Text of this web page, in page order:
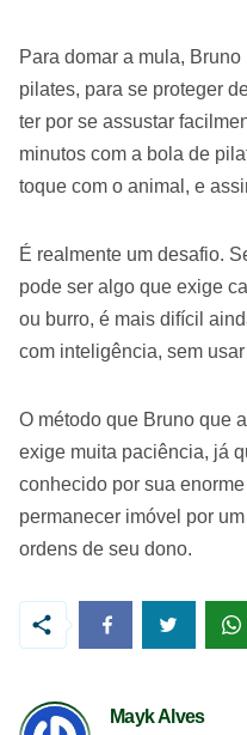
Para domar a mula,
pilates, para se proteger
ter por se assustar
minutos com a bola de
toque com o animal, e
É realmente um desafio.
pode ser algo que exige
ou burro, é mais difícil
com inteligência, sem
O método que Bruno que
exige muita paciência, já
conhecido por sua
permanecer imóvel por
ordens de seu dono.
Mayk Alves